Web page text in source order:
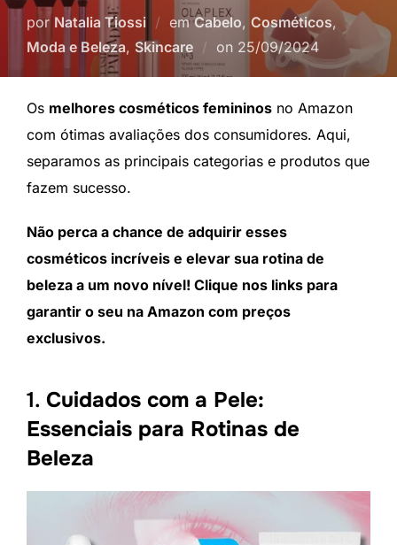
por Natalia Tiossi emCabelo, Cosméticos,
Moda e Beleza, Skincare on Postado
25/09/2024
Os melhores cosméticos femininos no Amazon
com ótimas avaliações dos consumidores. Aqui,
separamos as principais categorias e produtos que
fazem sucesso.
Não perca a chance de adquirir esses
cosméticos incríveis e elevar sua rotina de
beleza a um novo nível! Clique nos links para
garantir o seu na Amazon com preços
exclusivos.
1. Cuidados com a Pele:
Essenciais para Rotinas de
Beleza